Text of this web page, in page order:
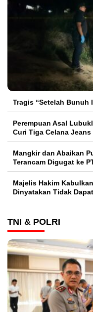
Tragis “Setelah Bunuh
Perempuan Asal
Curi Tiga Celana
Mangkir dan Abaikan
Terancam Digugat ke
Majelis Hakim
Dinyatakan Tidak
TNI & POLRI